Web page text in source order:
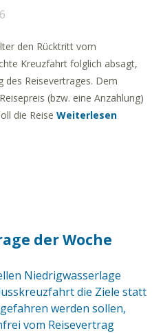
den Rücktritt vom
Kreuzfahrt folglich absagt,
des Reisevertrages. Dem
(bzw. eine Anzahlung)
die Reise Weiterlesen
der Woche
Niedrigwasserlage
die Ziele statt
werden sollen,
vom Reisevertrag